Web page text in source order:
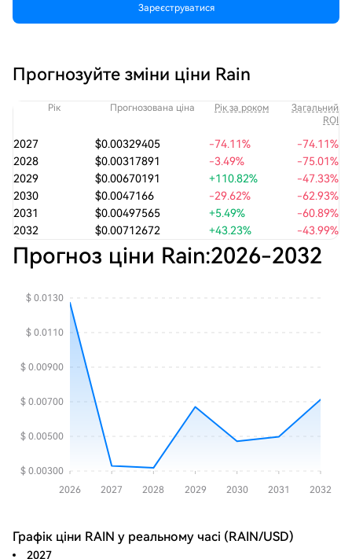
Зареєструватися
Прогнозуйте зміни ціни Rain
Рік Прогнозована ціна Рік за роком
Загальний
ROI
2027 $0.00329405 -74.11%
-74.11%
2028
$0.00317891 -3.49%
-75.01%
2029
$0.00670191 +110.82%
-47.33%
2030
$0.0047166 -29.62%
-62.93%
2031
$0.00497565 +5.49%
-60.89%
2032
$0.00712672 +43.23% -43.99%
Прогноз ціни Rain:2026-2032
Графік ціни RAIN у реальному часі (RAIN/USD)
2027